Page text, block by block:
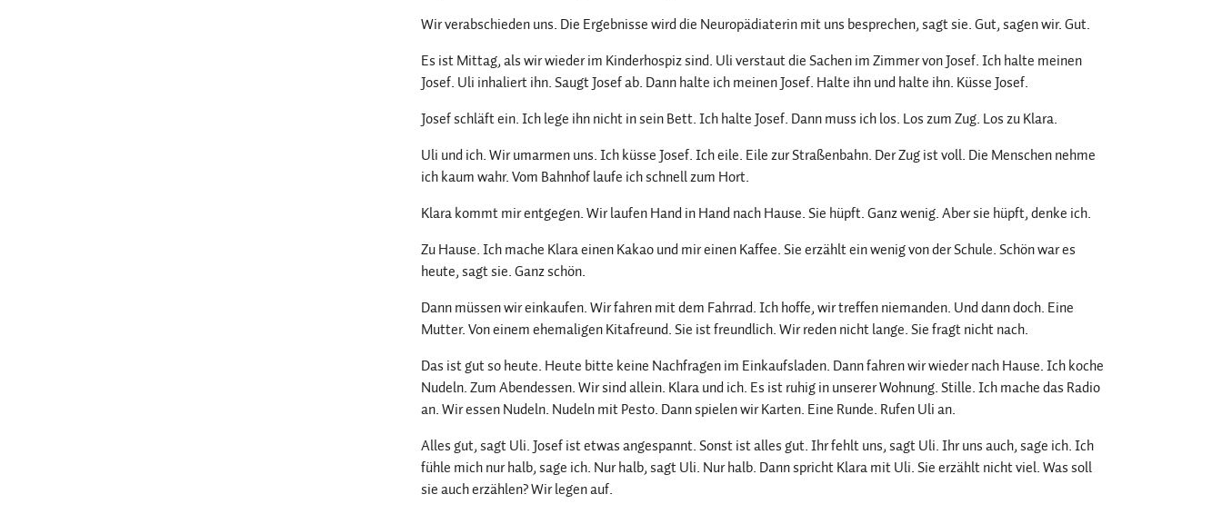
Wir verabschieden uns. Die Ergebnisse wird die Neuropädiaterin mit uns besprechen, sagt sie. Gut, sagen wir. Gut.
Es ist Mittag, als wir wieder im Kinderhospiz sind. Uli verstaut die Sachen im Zimmer von Josef. Ich halte meinen
Josef. Uli inhaliert ihn. Saugt Josef ab. Dann halte ich meinen Josef. Halte ihn und halte ihn. Küsse Josef.
Josef schläft ein. Ich lege ihn nicht in sein Bett. Ich halte Josef. Dann muss ich los. Los zum Zug. Los zu Klara.
Uli und ich. Wir umarmen uns. Ich küsse Josef. Ich eile. Eile zur Straßenbahn. Der Zug ist voll. Die Menschen nehme
ich kaum wahr. Vom Bahnhof laufe ich schnell zum Hort.
Klara kommt mir entgegen. Wir laufen Hand in Hand nach Hause. Sie hüpft. Ganz wenig. Aber sie hüpft, denke ich.
Zu Hause. Ich mache Klara einen Kakao und mir einen Kaffee. Sie erzählt ein wenig von der Schule. Schön war es
heute, sagt sie. Ganz schön.
Dann müssen wir einkaufen. Wir fahren mit dem Fahrrad. Ich hoffe, wir treffen niemanden. Und dann doch. Eine
Mutter. Von einem ehemaligen Kitafreund. Sie ist freundlich. Wir reden nicht lange. Sie fragt nicht nach.
Das ist gut so heute. Heute bitte keine Nachfragen im Einkaufsladen. Dann fahren wir wieder nach Hause. Ich koche
Nudeln. Zum Abendessen. Wir sind allein. Klara und ich. Es ist ruhig in unserer Wohnung. Stille. Ich mache das Radio
an. Wir essen Nudeln. Nudeln mit Pesto. Dann spielen wir Karten. Eine Runde. Rufen Uli an.
Alles gut, sagt Uli. Josef ist etwas angespannt. Sonst ist alles gut. Ihr fehlt uns, sagt Uli. Ihr uns auch, sage ich. Ich
fühle mich nur halb, sage ich. Nur halb, sagt Uli. Nur halb. Dann spricht Klara mit Uli. Sie erzählt nicht viel. Was soll
sie auch erzählen? Wir legen auf.